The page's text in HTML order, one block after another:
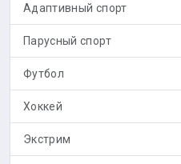
Адаптивный спорт
Парусный спорт
Футбол
Хоккей
Экстрим